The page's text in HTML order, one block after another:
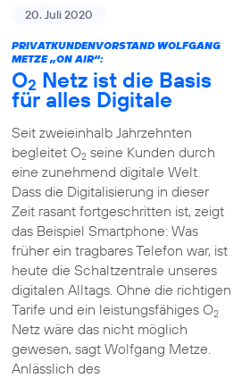
20. Juli 2020
PRIVATKUNDENVORSTAND WOLFGANG
METZE „ON AIR“:
O2 Netz ist die Basis
für alles Digitale
Seit zweieinhalb Jahrzehnten
begleitet O2seine Kunden durch
eine zunehmend digitale Welt.
Dass die Digitalisierung in dieser
Zeit rasant fortgeschritten ist, zeigt
das Beispiel Smartphone: Was
früher ein tragbares Telefon war, ist
heute die Schaltzentrale unseres
digitalen Alltags. Ohne die richtigen
Tarife und ein leistungsfähiges O2
Netz wäre das nicht möglich
gewesen, sagt Wolfgang Metze.
Anlässlich des